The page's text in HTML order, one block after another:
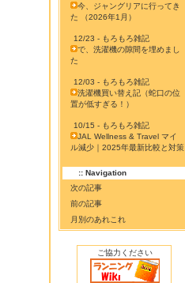
今、ジャングリアに行ってき
た （2026年1月）
12/23 - もろもろ雑記
で、洗濯機の隙間を埋めまし
た
12/03 - もろもろ雑記
洗濯機買い替え記（蛇口の位
置が低すぎる！）
10/15 - もろもろ雑記
JAL Wellness & Travel マイ
ル減少｜2025年最新比較と対策
:: Navigation
次の記事
前の記事
月別のあれこれ
ご協力ください